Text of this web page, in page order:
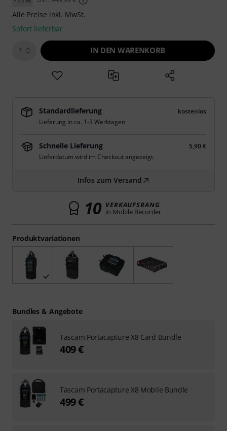
Produktvariationen
Alle Preise inkl. MwSt.
Sofort lieferbar
1 IN DEN WARENKORB
Standardlieferung
kostenlos
Lieferung in ca. 1-3 Werktagen
Schnelle Lieferung
5,90 €
Lieferdatum wird im Checkout angezeigt.
Infos zum Versand
10 VERKAUFSRANG
in Mobile Recorder
Bundles & Angebote
Tascam Portacapture X8 Card Bundle
409 €
Tascam Portacapture X8 Mobile Bundle
499 €